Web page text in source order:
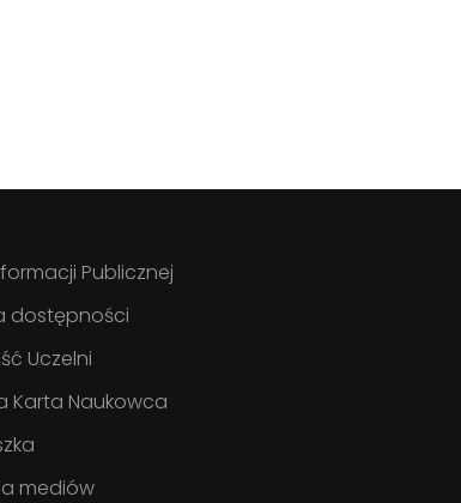
Publicznej
dostępności
Uczelni
Karta Naukowca
mediów